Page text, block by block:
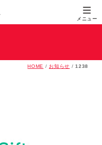
HOME / お知らせ /1238